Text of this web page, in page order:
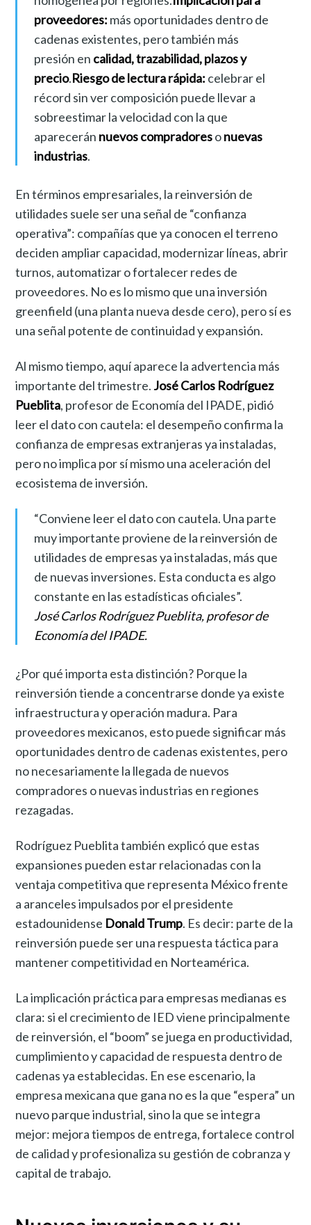
proveedores: más oportunidades dentro de
cadenas existentes, pero también más
presión en calidad, trazabilidad, plazos y
precio.Riesgo de lectura rápida: celebrar el
récord sin ver composición puede llevar a
sobreestimar la velocidad con la que
aparecerán nuevos compradoresonuevas
industrias.
En términos empresariales, la reinversión de
utilidades suele ser una señal de “confianza
operativa”: compañías que ya conocen el terreno
deciden ampliar capacidad, modernizar líneas, abrir
turnos, automatizar o fortalecer redes de
proveedores. No es lo mismo que una inversión
greenfield (una planta nueva desde cero), pero sí es
una señal potente de continuidad y expansión.
Al mismo tiempo, aquí aparece la advertencia más
importante del trimestre. José Carlos Rodríguez
Pueblita, profesor de Economía del IPADE, pidió
leer el dato con cautela: el desempeño confirma la
confianza de empresas extranjeras ya instaladas,
pero no implica por sí mismo una aceleración del
ecosistema de inversión.
“Conviene leer el dato con cautela. Una parte
muy importante proviene de la reinversión de
utilidades de empresas ya instaladas, más que
de nuevas inversiones. Esta conducta es algo
constante en las estadísticas oficiales”.
José Carlos Rodríguez Pueblita, profesor de
Economía del IPADE.
¿Por qué importa esta distinción? Porque la
reinversión tiende a concentrarse donde ya existe
infraestructura y operación madura. Para
proveedores mexicanos, esto puede significar más
oportunidades dentro de cadenas existentes, pero
no necesariamente la llegada de nuevos
compradores o nuevas industrias en regiones
rezagadas.
Rodríguez Pueblita también explicó que estas
expansiones pueden estar relacionadas con la
ventaja competitiva que representa México frente
a aranceles impulsados por el presidente
estadounidense Donald Trump. Es decir: parte de la
reinversión puede ser una respuesta táctica para
mantener competitividad en Norteamérica.
La implicación práctica para empresas medianas es
clara: si el crecimiento de IED viene principalmente
de reinversión, el “boom” se juega en productividad,
cumplimiento y capacidad de respuesta dentro de
cadenas ya establecidas. En ese escenario, la
empresa mexicana que gana no es la que “espera” un
nuevo parque industrial, sino la que se integra
mejor: mejora tiempos de entrega, fortalece control
de calidad y profesionaliza su gestión de cobranza y
capital de trabajo.